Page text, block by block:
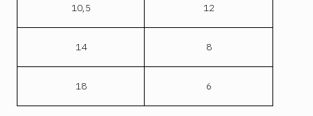
10,5 12
14 8
18 6